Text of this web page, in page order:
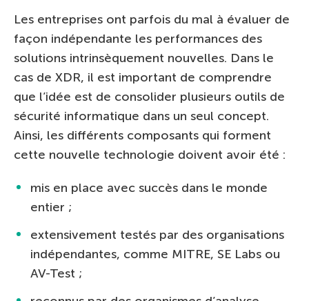
Les entreprises ont parfois du mal à évaluer de
façon indépendante les performances des
solutions intrinsèquement nouvelles. Dans le
cas de XDR, il est important de comprendre
que l’idée est de consolider plusieurs outils de
sécurité informatique dans un seul concept.
Ainsi, les différents composants qui forment
cette nouvelle technologie doivent avoir été :
mis en place avec succès dans le monde
entier ;
extensivement testés par des organisations
indépendantes, comme MITRE, SE Labs ou
AV-Test ;